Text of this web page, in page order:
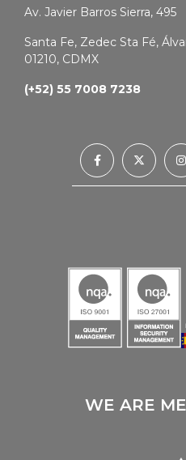
Av. Javier Barros Sierra, 495
Santa Fe, Zedec Sta Fé,
01210, CDMX
(+52) 55 7008 7238
WE ARE